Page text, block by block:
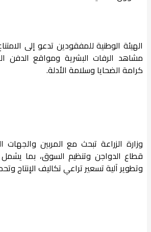
الهيئة الوطنية للمفقودين تدعو إلى
مشاهد الرفات البشرية ومواقع الدفن
كرامة الضحايا وسلامة الأدلة.
وزارة الزراعة تبحث مع المربين والجهات
قطاع الدواجن وتنظيم السوق، بما
وتطوير آلية تسعير تراعي تكاليف الإنتاج